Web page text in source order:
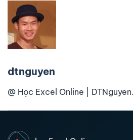
dtnguyen
@ Học Excel Online |